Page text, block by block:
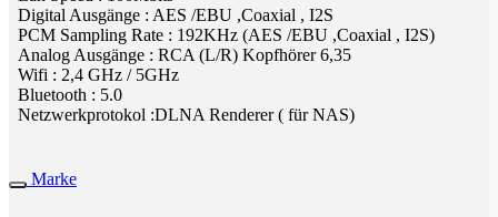
Digital Ausgänge : AES /EBU ,Coaxial , I2S
PCM Sampling Rate : 192KHz (AES /EBU ,Coaxial , I2S)
Analog Ausgänge : RCA (L/R) Kopfhörer 6,35
Wifi : 2,4 GHz / 5GHz
Bluetooth : 5.0
Netzwerkprotokol :DLNA Renderer ( für NAS)
Marke